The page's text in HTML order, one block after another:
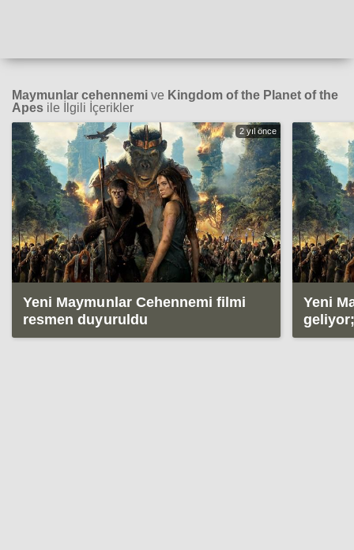
Maymunlar cehennemi ve Kingdom of the Planet of the
Apes ile İlgili İçerikler
2 yıl önce
Yeni Maymunlar Cehennemi filmi
resmen duyuruldu
Yeni